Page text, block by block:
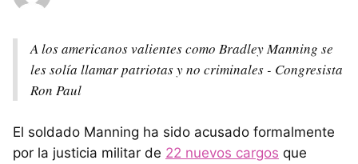
A los americanos valientes como Bradley Manning se
les solía llamar patriotas y no criminales - Congresista
Ron Paul
El soldado Manning ha sido acusado formalmente
por la justicia militar de 22 nuevos cargos que